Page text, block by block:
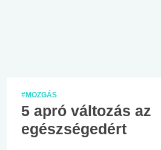
#MOZGÁS
5 apró változás az
egészségedért